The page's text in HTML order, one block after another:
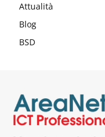
Attualità
Blog
BSD